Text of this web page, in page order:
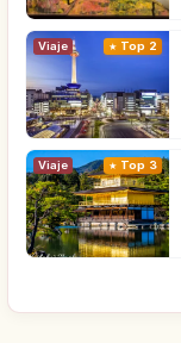
Viaje Top 2
Viaje Top 3